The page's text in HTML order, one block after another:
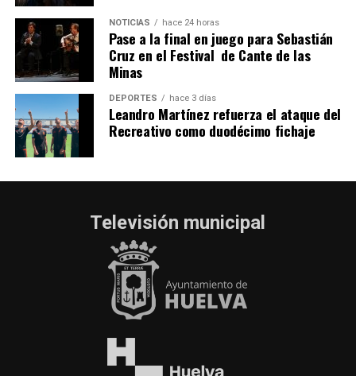
NOTICIAS hace 24 horas
Pase a la final en juego para Sebastián
Cruz en el Festival de Cante de las
Minas
DEPORTES hace 3 días
Leandro Martínez refuerza el ataque del
Recreativo como duodécimo fichaje
Televisión municipal